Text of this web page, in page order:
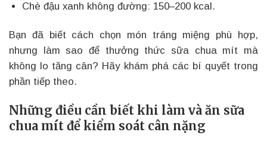
Chè đậu xanh không đường: 150–200 kcal.
Bạn đã biết cách chọn món tráng miệng phù hợp,
nhưng làm sao để thưởng thức sữa chua mít mà
không lo tăng cân? Hãy khám phá các bí quyết trong
phần tiếp theo.
Những điều cần biết khi làm và ăn sữa
chua mít để kiểm soát cân nặng